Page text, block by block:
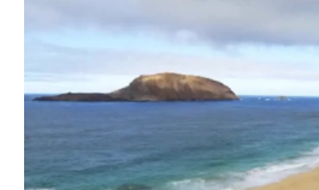
MONDO
POLITICA